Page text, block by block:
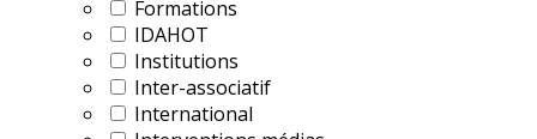
Formations
IDAHOT
Institutions
Inter-associatif
International